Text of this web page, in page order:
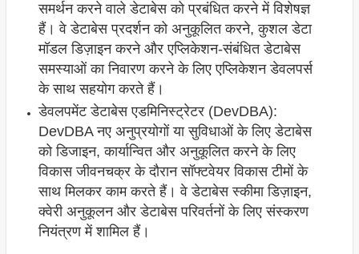
समर्थन करने वाले डेटाबेस को प्रबंधित करने में विशेषज्ञ
हैं। वे डेटाबेस प्रदर्शन को अनुकूलित करने, कुशल डेटा
मॉडल डिज़ाइन करने और एप्लिकेशन-संबंधित डेटाबेस
समस्याओं का निवारण करने के लिए एप्लिकेशन डेवलपर्स
के साथ सहयोग करते हैं।
डेवलपमेंट डेटाबेस एडमिनिस्ट्रेटर (DevDBA):
DevDBA नए अनुप्रयोगों या सुविधाओं के लिए डेटाबेस
को डिजाइन, कार्यान्वित और अनुकूलित करने के लिए
विकास जीवनचक्र के दौरान सॉफ्टवेयर विकास टीमों के
साथ मिलकर काम करते हैं। वे डेटाबेस स्कीमा डिज़ाइन,
क्वेरी अनुकूलन और डेटाबेस परिवर्तनों के लिए संस्करण
नियंत्रण में शामिल हैं।